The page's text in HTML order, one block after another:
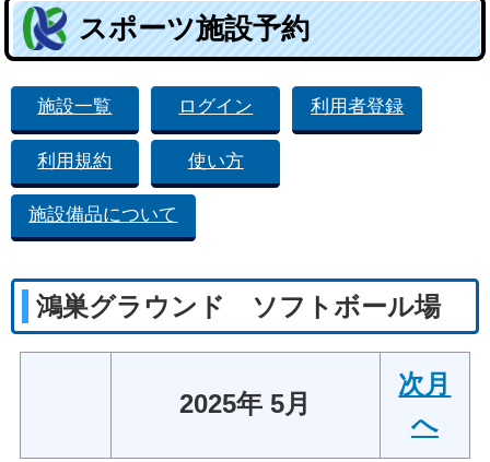
スポーツ施設予約
施設一覧 ログイン 利用者登録
利用規約 使い方
施設備品について
鴻巣グラウンド ソフトボール場
2025年 5月
次月
へ